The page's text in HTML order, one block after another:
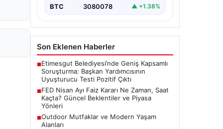
BTC 3080078 ▲ +1.38%
Son Eklenen Haberler
■Etimesgut Belediyesi’nde Geniş Kapsamlı
Soruşturma: Başkan Yardımcısının
Uyuşturucu Testi Pozitif Çıktı
■FED Nisan Ayı Faiz Kararı Ne Zaman, Saat
Kaçta? Güncel Beklentiler ve Piyasa
Yönleri
■Outdoor Mutfaklar ve Modern Yaşam
Alanları